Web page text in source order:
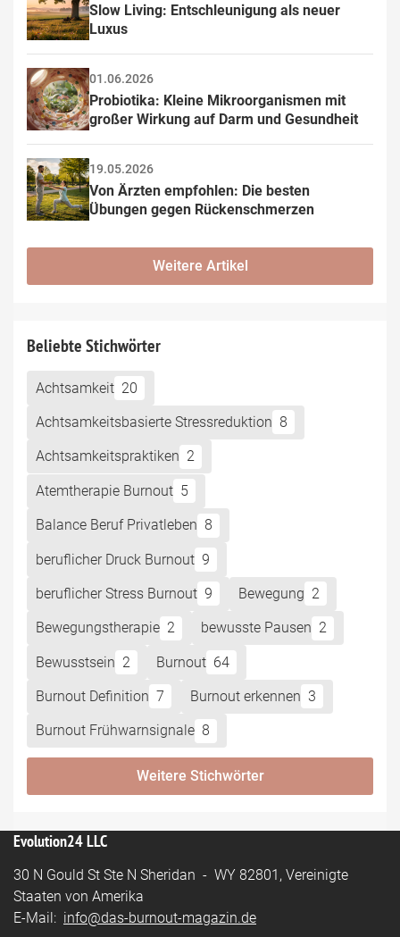
Slow Living: Entschleunigung als neuer
Luxus
01.06.2026
Probiotika: Kleine Mikroorganismen mit
großer Wirkung auf Darm und Gesundheit
19.05.2026
Von Ärzten empfohlen: Die besten
Übungen gegen Rückenschmerzen
Weitere Artikel
Beliebte Stichwörter
Achtsamkeit 20
Achtsamkeitsbasierte Stressreduktion 8
Achtsamkeitspraktiken 2
Atemtherapie Burnout 5
Balance Beruf Privatleben 8
beruflicher Druck Burnout 9
beruflicher Stress Burnout 9 Bewegung 2
Bewegungstherapie 2 bewusste Pausen 2
Bewusstsein 2 Burnout 64
Burnout Definition 7 Burnout erkennen 3
Burnout Frühwarnsignale 8
Weitere Stichwörter
Evolution24 LLC
30 N Gould St Ste N Sheridan - WY 82801, Vereinigte
Staaten von Amerika
E-Mail: info@das-burnout-magazin.de